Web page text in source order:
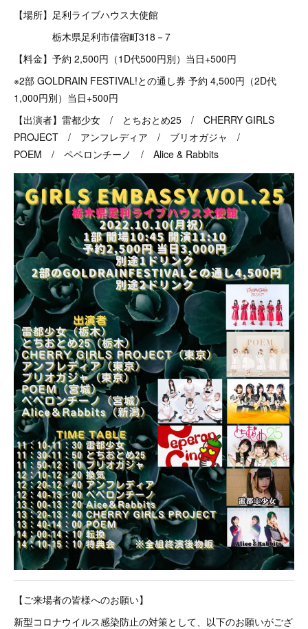
【場所】足利ライブハウス大使館
栃木県足利市借宿町318－7
【料金】予約 2,500円（1D代500円別）当日+500円
※2部 GOLDRAIN FESTIVAL!との通し券 予約 4,500円（2D代
1,000円別）当日+500円
【出演者】雷都少女 / とちおとめ25 / CHERRY GIRLS
PROJECT / アンフレディア / ブリオガジャ /
POEM / ペペロンチーノ / Alice & Rabbits
【ご来場者の皆様へのお願い】
新型コロナウイルス感染防止の対策として、以下のお願いがござ